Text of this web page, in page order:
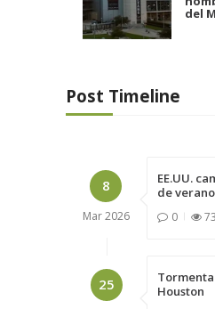
del
Post Timeline
8
Mar2026
EE.UU.
de
0 73
25
Houston